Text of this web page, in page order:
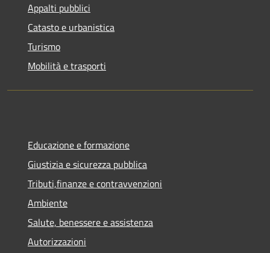
Appalti pubblici
Catasto e urbanistica
Turismo
Mobilità e trasporti
Educazione e formazione
Giustizia e sicurezza pubblica
Tributi,finanze e contravvenzioni
Ambiente
Salute, benessere e assistenza
Autorizzazioni